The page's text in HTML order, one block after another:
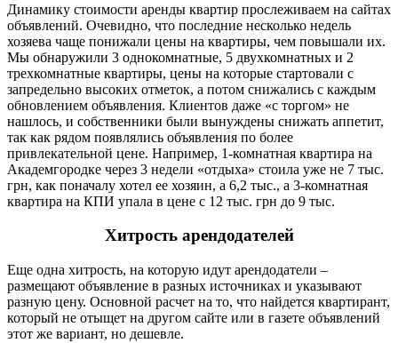
Динамику стоимости аренды квартир прослеживаем на сайтах
объявлений. Очевидно, что последние несколько недель
хозяева чаще понижали цены на квартиры, чем повышали их.
Мы обнаружили 3 однокомнатные, 5 двухкомнатных и 2
трехкомнатные квартиры, цены на которые стартовали с
запредельно высоких отметок, а потом снижались с каждым
обновлением объявления. Клиентов даже «с торгом» не
нашлось, и собственники были вынуждены снижать аппетит,
так как рядом появлялись объявления по более
привлекательной цене. Например, 1-комнатная квартира на
Академгородке через 3 недели «отдыха» стоила уже не 7 тыс.
грн, как поначалу хотел ее хозяин, а 6,2 тыс., а 3-комнатная
квартира на КПИ упала в цене с 12 тыс. грн до 9 тыс.
Хитрость арендодателей
Еще одна хитрость, на которую идут арендодатели –
размещают объявление в разных источниках и указывают
разную цену. Основной расчет на то, что найдется квартирант,
который не отыщет на другом сайте или в газете объявлений
этот же вариант, но дешевле.